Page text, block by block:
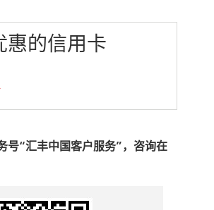
惠的信用卡
行
信
This
号“汇丰中国客户服务”，咨询在